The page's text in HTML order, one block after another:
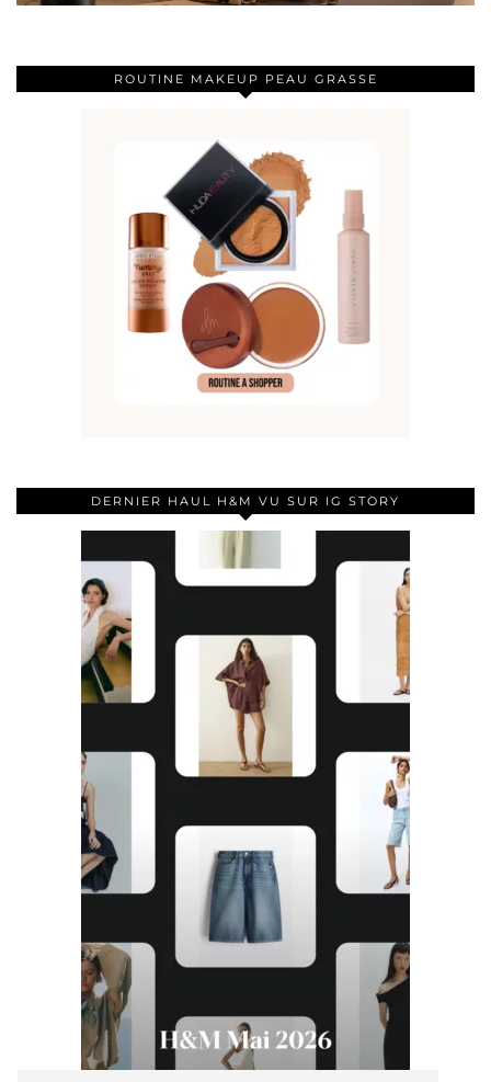
ROUTINE MAKEUP PEAU GRASSE
DERNIER HAUL H&M VU SUR IG STORY